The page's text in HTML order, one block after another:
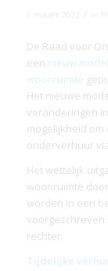
De Raad voor
een nieuw
woonruimte
Het nieuwe
veranderingen
mogelijkheid
onderverhuur
Het wettelijk
woonruimte
worden in een
voorgeschreven
rechter.
Tijdelijke